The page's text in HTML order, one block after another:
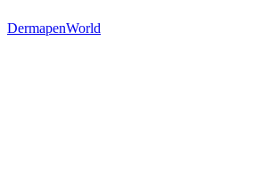
DermapenWorld